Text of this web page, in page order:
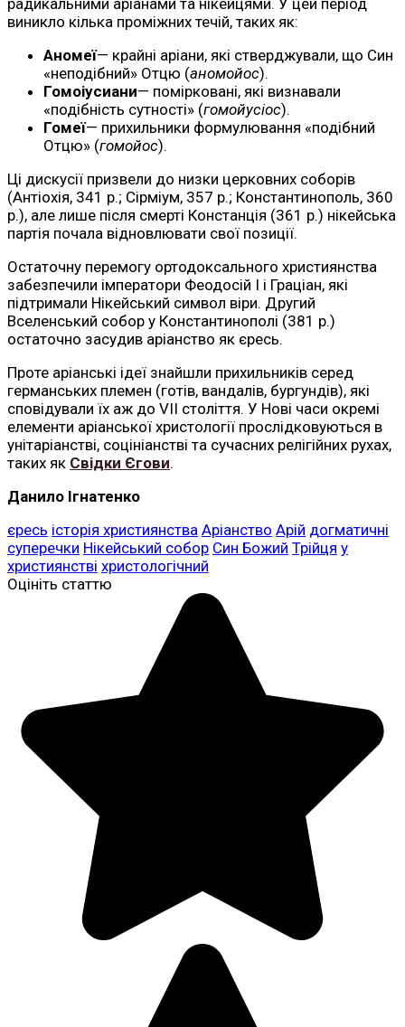
радикальними аріанами та нікейцями. У цей період
виникло кілька проміжних течій, таких як:
Аномеї— крайні аріани, які стверджували, що Син
«неподібний» Отцю (аномойос).
Гомоіусиани— помірковані, які визнавали
«подібність сутності» (гомойусіос).
Гомеї— прихильники формулювання «подібний
Отцю» (гомойос).
Ці дискусії призвели до низки церковних соборів
(Антіохія, 341 р.; Сірміум, 357 р.; Константинополь, 360
р.), але лише після смерті Констанція (361 р.) нікейська
партія почала відновлювати свої позиції.
Остаточну перемогу ортодоксального християнства
забезпечили імператори Феодосій I і Граціан, які
підтримали Нікейський символ віри. Другий
Вселенський собор у Константинополі (381 р.)
остаточно засудив аріанство як єресь.
Проте аріанські ідеї знайшли прихильників серед
германських племен (готів, вандалів, бургундів), які
сповідували їх аж до VII століття. У Нові часи окремі
елементи аріанської христології прослідковуються в
унітаріанстві, соцініанстві та сучасних релігійних рухах,
таких як Свідки Єгови.
Данило Ігнатенко
єресь історія християнства Аріанство Арій догматичні
суперечки Нікейський собор Син Божий Трійця у
християнстві христологічний
Оцініть статтю